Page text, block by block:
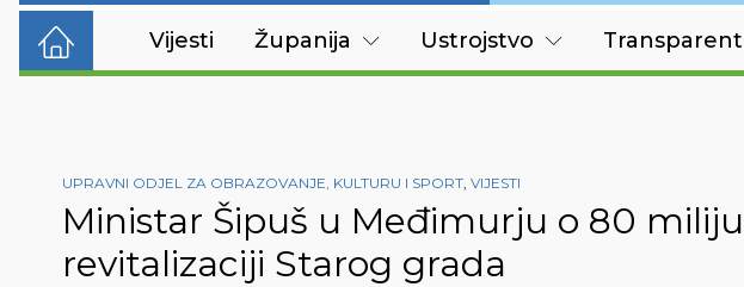
Vijesti Županija Ustrojstvo
UPRAVNI ODJEL ZA OBRAZOVANJE, KULTURU I SPORT, VIJESTI
Ministar Šipuš u Međimurju o 80
revitalizaciji Starog grada